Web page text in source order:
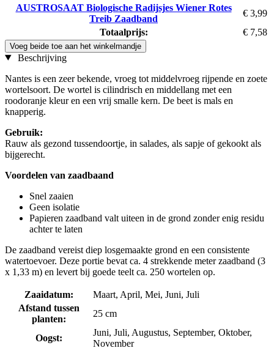
AUSTROSAAT Biologische Radijsjes Wiener Rotes
Treib Zaadband
€ 3,99
Totaalprijs:
€ 7,58
Voeg beide toe aan het winkelmandje
Beschrijving
Nantes is een zeer bekende, vroeg tot middelvroeg rijpende en zoete
wortelsoort. De wortel is cilindrisch en middellang met een
roodoranje kleur en een vrij smalle kern. De beet is mals en
knapperig.
Gebruik:
Rauw als gezond tussendoortje, in salades, als sapje of gekookt als
bijgerecht.
Voordelen van zaadbaand
Snel zaaien
Geen isolatie
Papieren zaadband valt uiteen in de grond zonder enig residu
achter te laten
De zaadband vereist diep losgemaakte grond en een consistente
watertoevoer. Deze portie bevat ca. 4 strekkende meter zaadband (3
x 1,33 m) en levert bij goede teelt ca. 250 wortelen op.
Zaaidatum:
Maart, April, Mei, Juni, Juli
Afstand tussen
planten:
25 cm
Oogst:
Juni, Juli, Augustus, September, Oktober,
November